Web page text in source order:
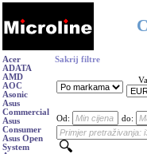
Acer
ADATA
AMD
AOC
Asonic
Asus
Commercial
Asus
Consumer
Asus Open
System
Sakrij filtre
Od: do: